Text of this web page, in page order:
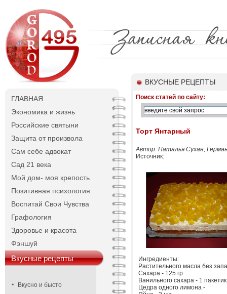
ГЛАВНАЯ
Экономика и жизнь
Российские святыни
Защита от произвола
Сам себе адвокат
Сад 21 века
Мой дом- моя крепость
Позитивная психология
Воспитай Свои Чувства
Графология
Здоровье и красота
Фэншуй
Вкусные рецепты
Вкусно и бысто
ВКУСНЫЕ РЕЦЕПТЫ
Поиск статей по сайту:
Торт Янтарный
Автор: Наталья Сухан,
Источник:
Ингредиенты:
Растительного масла без
Сахара - 125 гр
Ванильного сахара - 1 пакетик
Цедра одного лимона -